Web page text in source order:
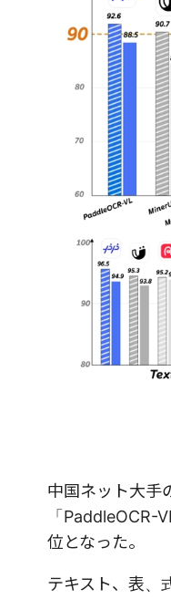
中国ネット大手
「PaddleOCR-
位となった。
テキスト、表、